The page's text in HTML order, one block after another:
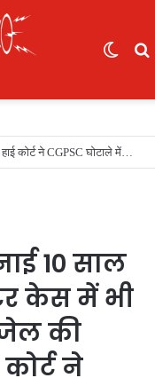
भूखे-प्यासे बच्चों का रेस्क्यू, 16 में से 7 नाबालिग, काम दिलाने के नाम पर ले गए रायपुर, फिर भेजा दुर्ग
10 साल
केस में भी
जेल की
ने